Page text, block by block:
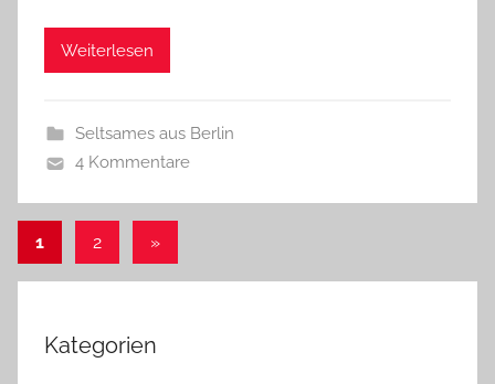
Weiterlesen
Seltsames aus Berlin
4 Kommentare
Beitragsnavigation
1 2
Nächste
»
Kategorien